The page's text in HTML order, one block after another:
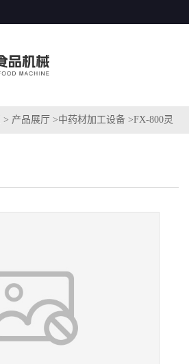
> 产品展厅 >中药材加工设备 >FX-800灵